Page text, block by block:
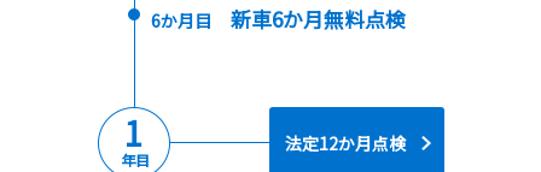
6か月目新車6か月無料点検
1
年目
法定12か月点検